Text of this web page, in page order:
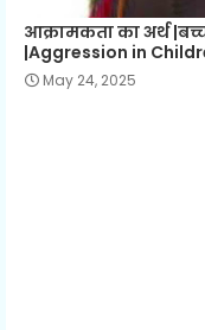
आक्रामकता का अर्थ
|Aggression in
May 24, 2025